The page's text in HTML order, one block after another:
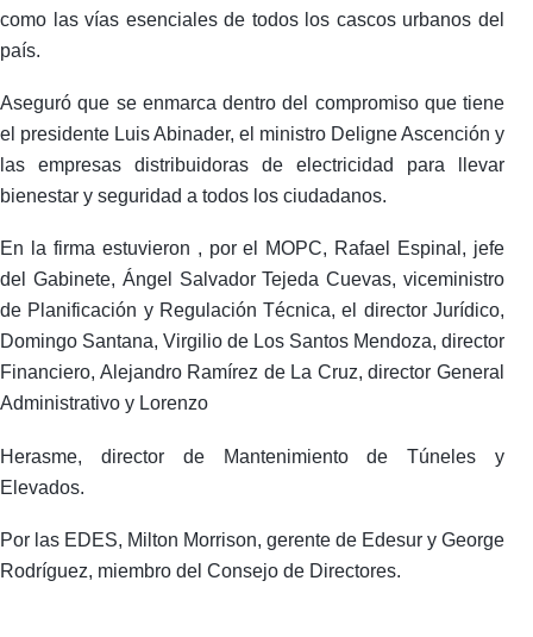
como las vías esenciales de todos los cascos urbanos del
país.
Aseguró que se enmarca dentro del compromiso que tiene
el presidente Luis Abinader, el ministro Deligne Ascención y
las empresas distribuidoras de electricidad para llevar
bienestar y seguridad a todos los ciudadanos.
En la firma estuvieron , por el MOPC, Rafael Espinal, jefe
del Gabinete, Ángel Salvador Tejeda Cuevas, viceministro
de Planificación y Regulación Técnica, el director Jurídico,
Domingo Santana, Virgilio de Los Santos Mendoza, director
Financiero, Alejandro Ramírez de La Cruz, director General
Administrativo y Lorenzo
Herasme, director de Mantenimiento de Túneles y
Elevados.
Por las EDES, Milton Morrison, gerente de Edesur y George
Rodríguez, miembro del Consejo de Directores.